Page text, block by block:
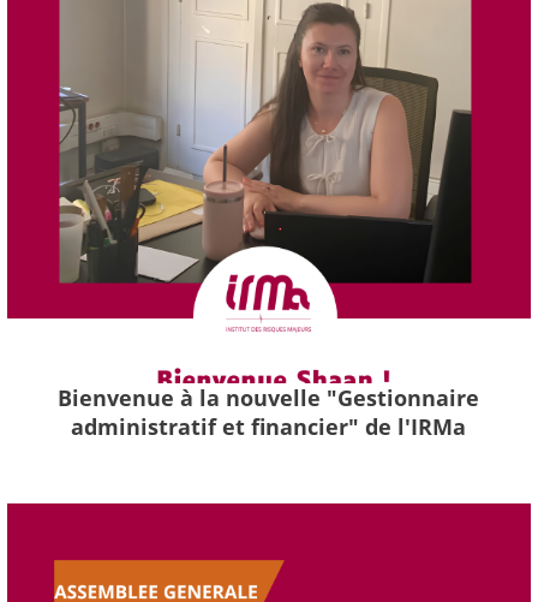
Bienvenue à la nouvelle "Gestionnaire
administratif et financier" de l'IRMa